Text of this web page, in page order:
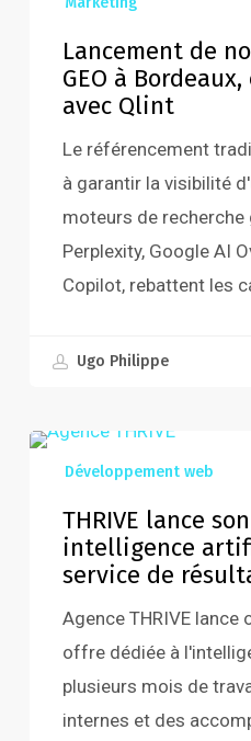
notre
formation
GEO
Bordeaux,
partenariat
avec
Lancement de
GEO à
avec Qlint
Le référencement
à garantir la visibilité
moteurs de recherche
Perplexity, Google AI
Copilot, rebattent les
Ugo Philippe
Développement web
THRIVE
lance
offre
intelligence
artificielle
THRIVE lance
intelligence
service de
Agence THRIVE lance
offre dédiée à
plusieurs mois de
internes et des